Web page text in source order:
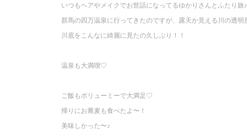
いつもヘアやメイクでお世話になってるゆかりさんとふたり旅♪
群馬の四万温泉に行ってきたのですが、露天か見える川の透明
川底をこんなに綺麗に見たの久しぶり！！
温泉も大満喫♡
ご飯もボリューミーで大満足♡
帰りにお蕎麦も食べたよ〜！
美味しかった〜♪